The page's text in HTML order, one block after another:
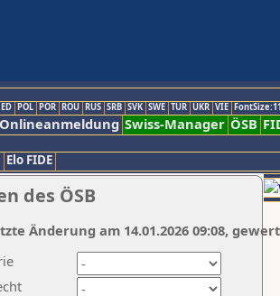
POL POR ROU RUS SRB SVK SWE TUR UKR VIE
Onlineanmeldung Swiss-Manager ÖSB
Elo FIDE
des ÖSB
Änderung am 14.01.2026 09:08,